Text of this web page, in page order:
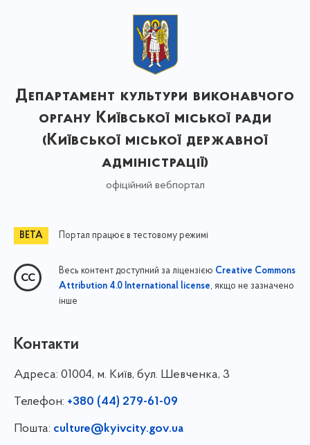
Департамент культури виконавчого
органу Київської міської ради
(Київської міської державної
адміністрації)
офіційний вебпортал
Портал працює в тестовому режимі
Весь контент доступний за ліцензією Creative Commons
Attribution 4.0 International license, якщо не зазначено
інше
Контакти
Адреса: 01004, м. Київ, бул. Шевченка, 3
Телефон: +380 (44) 279-61-09
Пошта: culture@kyivcity.gov.ua